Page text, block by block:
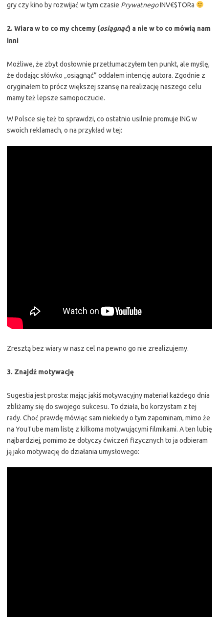
gry czy kino by rozwijać w tym czasie PrywatnegoINV€$TORa
2. Wiara w to co my chcemy (osiągnąć) a nie w to co mówią nam
inni
Możliwe, że zbyt dosłownie przetłumaczyłem ten punkt, ale myślę,
że dodając słówko „osiągnąć” oddałem intencję autora. Zgodnie z
oryginałem to prócz większej szansę na realizację naszego celu
mamy też lepsze samopoczucie.
W Polsce się też to sprawdzi, co ostatnio usilnie promuje ING w
swoich reklamach, o na przykład w tej:
Zresztą bez wiary w nasz cel na pewno go nie zrealizujemy.
3. Znajdź motywację
Sugestia jest prosta: mając jakiś motywacyjny materiał każdego dnia
zbliżamy się do swojego sukcesu. To działa, bo korzystam z tej
rady. Choć prawdę mówiąc sam niekiedy o tym zapominam, mimo że
na YouTube mam listę z kilkoma motywującymi filmikami. A ten lubię
najbardziej, pomimo że dotyczy ćwiczeń fizycznych to ja odbieram
ją jako motywację do działania umysłowego: